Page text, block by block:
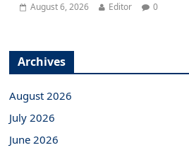
August 6, 2026 Editor 0
Archives
August 2026
July 2026
June 2026